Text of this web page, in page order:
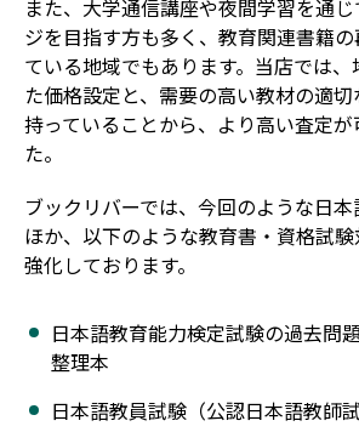
また、大学通信講座や夜間学習を通
ジを目指す方も多く、教育関連書籍
ている地域でもあります。当店では
た価格設定と、需要の高い教材の適
持っていることから、より高い査定
た。
ブックリバーでは、今回のような日
ほか、以下のような教育書・資格試
強化しております。
日本語教育能力検定試験の過去問
整理本
日本語教員試験（公認日本語教師